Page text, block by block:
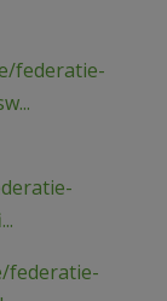
federatie-
federatie-